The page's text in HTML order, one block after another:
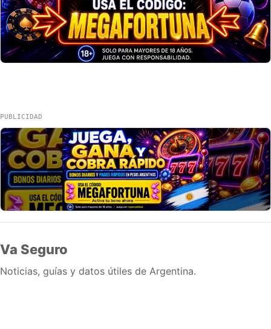
PUBLICIDAD
Va Seguro
Noticias, guías y datos útiles de Argentina.